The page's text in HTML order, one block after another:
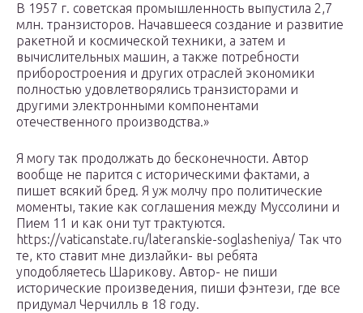
В 1957 г. советская промышленность выпустила 2,7
млн. транзисторов. Начавшееся создание и развитие
ракетной и космической техники, а затем и
вычислительных машин, а также потребности
приборостроения и других отраслей экономики
полностью удовлетворялись транзисторами и
другими электронными компонентами
отечественного производства.»
Я могу так продолжать до бесконечности. Автор
вообще не парится с историческими фактами, а
пишет всякий бред. Я уж молчу про политические
моменты, такие как соглашения между Муссолини и
Пием 11 и как они тут трактуются.
https://vaticanstate.ru/lateranskie-soglasheniya/ Так что
те, кто ставит мне дизлайки- вы ребята
уподобляетесь Шарикову. Автор- не пиши
исторические произведения, пиши фэнтези, где все
придумал Черчилль в 18 году.